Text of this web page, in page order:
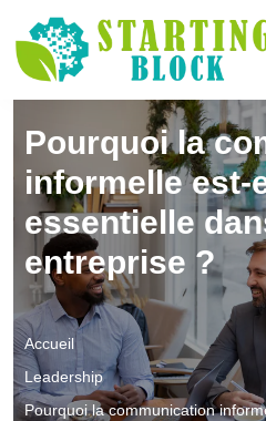
Pourquoi la
informelle est-
essentielle
entreprise ?
Accueil
Leadership
Pourquoi la communication